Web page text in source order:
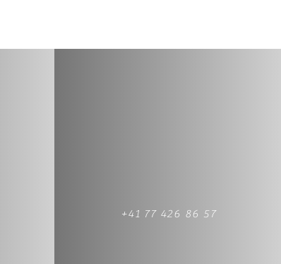
+41 77 426 86 57